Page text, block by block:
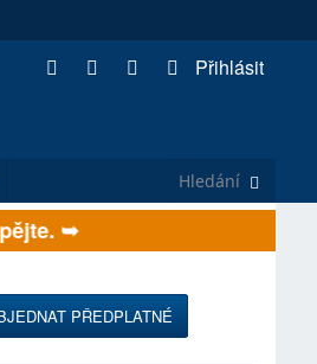
Přihlásit
➥
PŘEDPLATNÉ